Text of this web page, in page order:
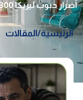
الرئيسية/المقالات